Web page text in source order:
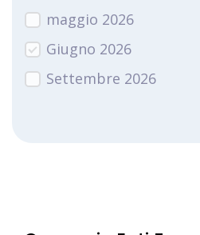
maggio 2026
Giugno 2026
Settembre 2026